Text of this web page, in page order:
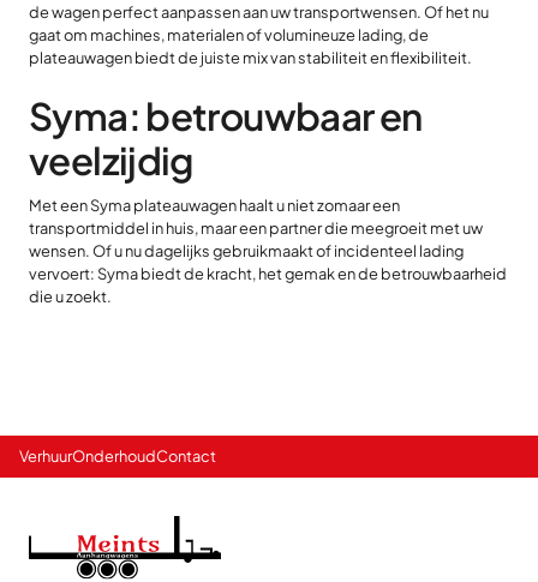
de wagen perfect aanpassen aan uw transportwensen. Of het nu
gaat om machines, materialen of volumineuze lading, de
plateauwagen biedt de juiste mix van stabiliteit en flexibiliteit.
Syma: betrouwbaar en
veelzijdig
Met een Syma plateauwagen haalt u niet zomaar een
transportmiddel in huis, maar een partner die meegroeit met uw
wensen. Of u nu dagelijks gebruikmaakt of incidenteel lading
vervoert: Syma biedt de kracht, het gemak en de betrouwbaarheid
die u zoekt.
VerhuurOnderhoudContact